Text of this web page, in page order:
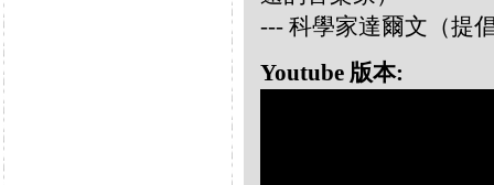
--- 科學家達爾文（提
Youtube 版本: